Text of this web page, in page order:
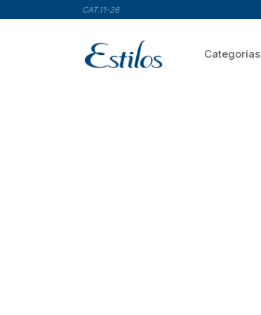
CAT.11-26
Categorías